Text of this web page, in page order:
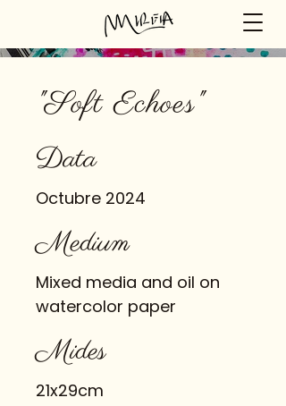
"Soft Echoes"
Data
Octubre 2024
Medium
Mixed media and oil on
watercolor paper
Mides
21x29cm